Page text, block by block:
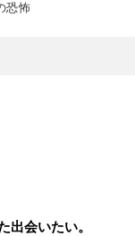
恐怖
出会いたい。